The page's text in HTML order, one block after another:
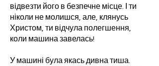
відвезти його в безпечне місце. І ти
ніколи не молишся, але, клянусь
Христом, ти відчула полегшення,
коли машина завелась!
У машині була якась дивна тиша.